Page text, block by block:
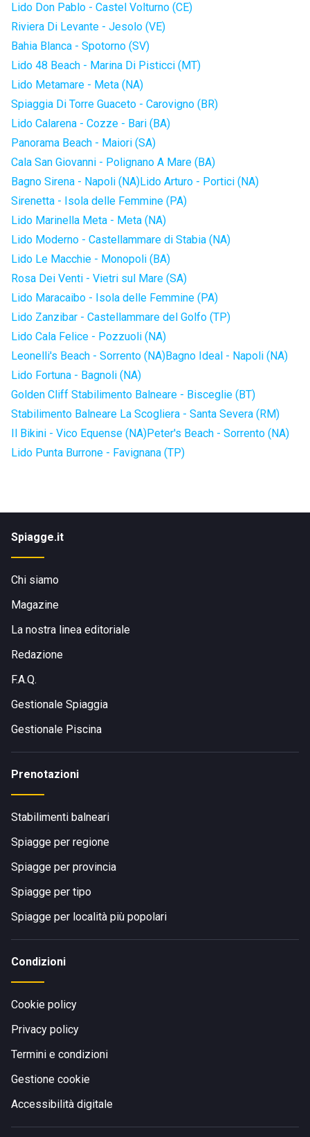
Lido Don Pablo - Castel Volturno (CE)
Riviera Di Levante - Jesolo (VE)
Bahia Blanca - Spotorno (SV)
Lido 48 Beach - Marina Di Pisticci (MT)
Lido Metamare - Meta (NA)
Spiaggia Di Torre Guaceto - Carovigno (BR)
Lido Calarena - Cozze - Bari (BA)
Panorama Beach - Maiori (SA)
Cala San Giovanni - Polignano A Mare (BA)
Bagno Sirena - Napoli (NA)Lido Arturo - Portici (NA)
Sirenetta - Isola delle Femmine (PA)
Lido Marinella Meta - Meta (NA)
Lido Moderno - Castellammare di Stabia (NA)
Lido Le Macchie - Monopoli (BA)
Rosa Dei Venti - Vietri sul Mare (SA)
Lido Maracaibo - Isola delle Femmine (PA)
Lido Zanzibar - Castellammare del Golfo (TP)
Lido Cala Felice - Pozzuoli (NA)
Leonelli's Beach - Sorrento (NA)Bagno Ideal - Napoli (NA)
Lido Fortuna - Bagnoli (NA)
Golden Cliff Stabilimento Balneare - Bisceglie (BT)
Stabilimento Balneare La Scogliera - Santa Severa (RM)
Il Bikini - Vico Equense (NA)Peter's Beach - Sorrento (NA)
Lido Punta Burrone - Favignana (TP)
Spiagge.it
Chi siamo
Magazine
La nostra linea editoriale
Redazione
F.A.Q.
Gestionale Spiaggia
Gestionale Piscina
Prenotazioni
Stabilimenti balneari
Spiagge per regione
Spiagge per provincia
Spiagge per tipo
Spiagge per località più popolari
Condizioni
Cookie policy
Privacy policy
Termini e condizioni
Gestione cookie
Accessibilità digitale